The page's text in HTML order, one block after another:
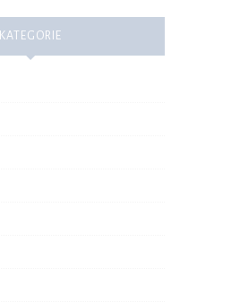
KATEGORIE